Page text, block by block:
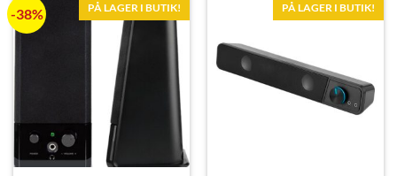
-38% PÅ LAGER I BUTIK! PÅ LAGER I BUTIK!